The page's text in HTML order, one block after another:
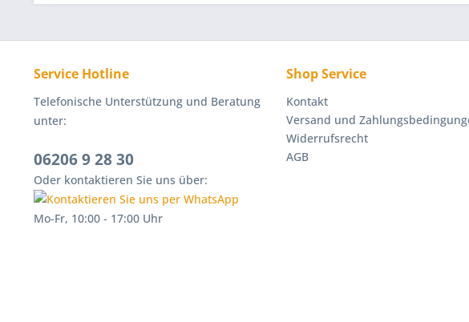
Service Hotline
Telefonische Unterstützung und Beratung
unter:
06206 9 28 30
Oder kontaktieren Sie uns über:
Mo-Fr, 10:00 - 17:00 Uhr
Shop Service
Kontakt
Versand und
Widerrufsrecht
AGB